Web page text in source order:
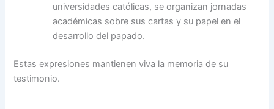
universidades católicas, se organizan jornadas
académicas sobre sus cartas y su papel en el
desarrollo del papado.
Estas expresiones mantienen viva la memoria de su
testimonio.